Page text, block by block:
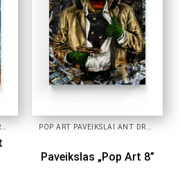
be
chosen
on
the
product
page
Paveikslas „Pop Art 8”